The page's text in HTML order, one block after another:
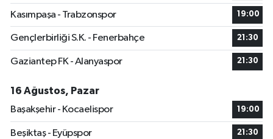
Kasımpaşa - Trabzonspor 19:00
Gençlerbirliği S.K. - Fenerbahçe 21:30
Gaziantep FK - Alanyaspor 21:30
16 Ağustos, Pazar
Başakşehir - Kocaelispor
19:00
Beşiktaş - Eyüpspor 21:30